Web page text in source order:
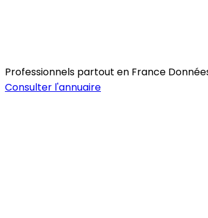
Professionnels partout en France
Consulter l'annuaire